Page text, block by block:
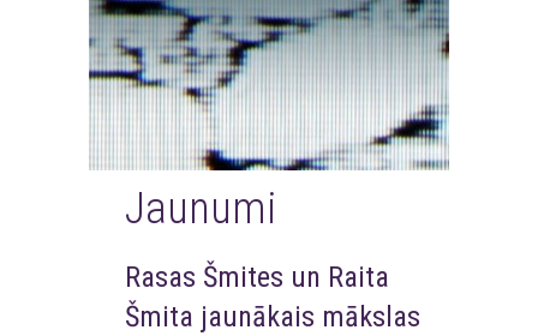
Jaunumi
Rasas Šmites un Raita
Šmita jaunākais mākslas